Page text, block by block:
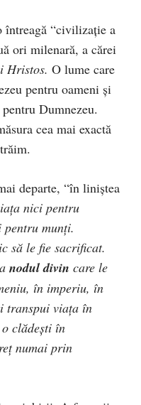
întreagă “civilizaţie a
ori milenară, a cărei
Hristos. O lume care
pentru oameni şi
Dumnezeu.
cea mai exactă
departe, “în liniştea
nici pentru
munţi.
să le fie sacrificat.
nodul divin care le
în imperiu, în
transpui viaţa în
clădeşti în
numai prin